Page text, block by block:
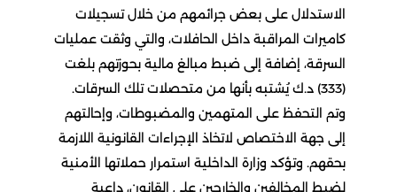
الاستدلال على بعض جرائمهم من خلال تسجيلات
كاميرات المراقبة داخل الحافلات، والتي وثقت عمليات
السرقة، إضافة إلى ضبط مبالغ مالية بحوزتهم بلغت
(333) د.ك يُشتبه بأنها من متحصلات تلك السرقات.
وتم التحفظ على المتهمين والمضبوطات، وإحالتهم
إلى جهة الاختصاص لاتخاذ الإجراءات القانونية اللازمة
بحقهم. وتؤكد وزارة الداخلية استمرار حملاتها الأمنية
لضبط المخالفين والخارجين على القانون، داعية